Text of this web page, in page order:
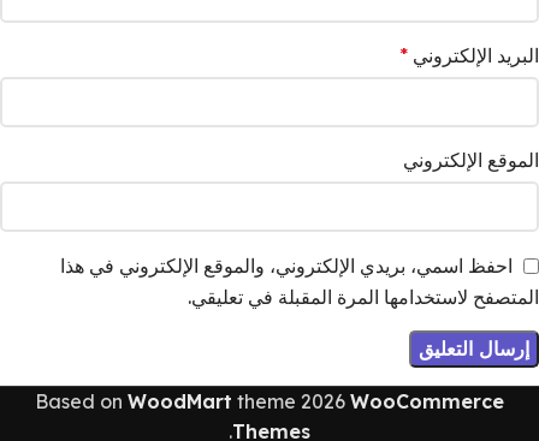
البريد الإلكتروني *
الموقع الإلكتروني
احفظ اسمي، بريدي الإلكتروني، والموقع الإلكتروني في هذا
المتصفح لاستخدامها المرة المقبلة في تعليقي.
Based on WoodMart theme 2026 WooCommerce
Themes
.